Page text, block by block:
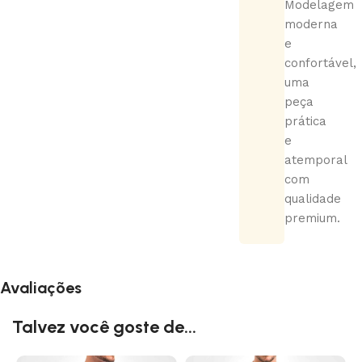
Modelagem
moderna
e
confortável,
uma
peça
prática
e
atemporal
com
qualidade
premium.
Avaliações
Talvez você goste de...